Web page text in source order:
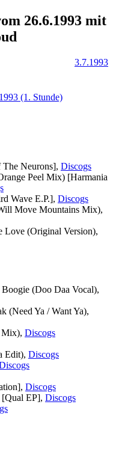
26.6.1993 mit
3.7.1993
Neurons], Discogs
Peel Mix) [Harmania
Wave E.P.], Discogs
Move Mountains Mix),
Love (Original Version),
(Doo Daa Vocal),
(Need Ya / Want Ya),
Mix), Discogs
Edit), Discogs
Discogs
EP], Discogs